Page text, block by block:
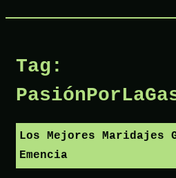
Tag:
Los Mejores Maridajes
Emencia